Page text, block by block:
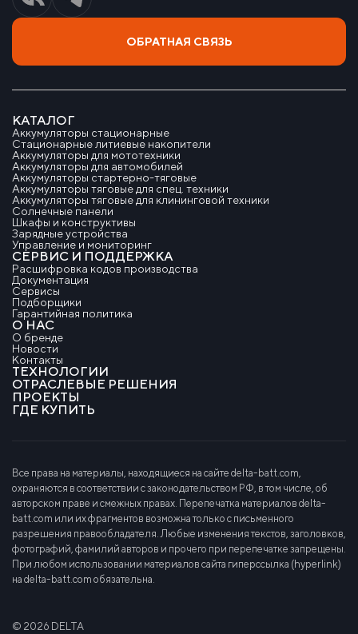
ОБРАТНАЯ СВЯЗЬ
КАТАЛОГ
Аккумуляторы стационарные
Стационарные литиевые накопители
Аккумуляторы для мототехники
Аккумуляторы для автомобилей
Аккумуляторы стартерно-тяговые
Аккумуляторы тяговые для спец. техники
Аккумуляторы тяговые для клининговой техники
Солнечные панели
Шкафы и конструктивы
Зарядные устройства
Управление и мониторинг
СЕРВИС И ПОДДЕРЖКА
Расшифровка кодов производства
Документация
Сервисы
Подборщики
Гарантийная политика
О НАС
О бренде
Новости
Контакты
ТЕХНОЛОГИИ
ОТРАСЛЕВЫЕ РЕШЕНИЯ
ПРОЕКТЫ
ГДЕ КУПИТЬ
Все права на материалы, находящиеся на сайте delta-batt.com,
охраняются в соответствии с законодательством РФ, в том числе, об
авторском праве и смежных правах. Перепечатка материалов delta-
batt.com или их фрагментов возможна только с письменного
разрешения правообладателя. Любые изменения текстов, заголовков,
фотографий, фамилий авторов и прочего при перепечатке запрещены.
При любом использовании материалов сайта гиперссылка (hyperlink)
на delta-batt.com обязательна.
© 2026 DELTA